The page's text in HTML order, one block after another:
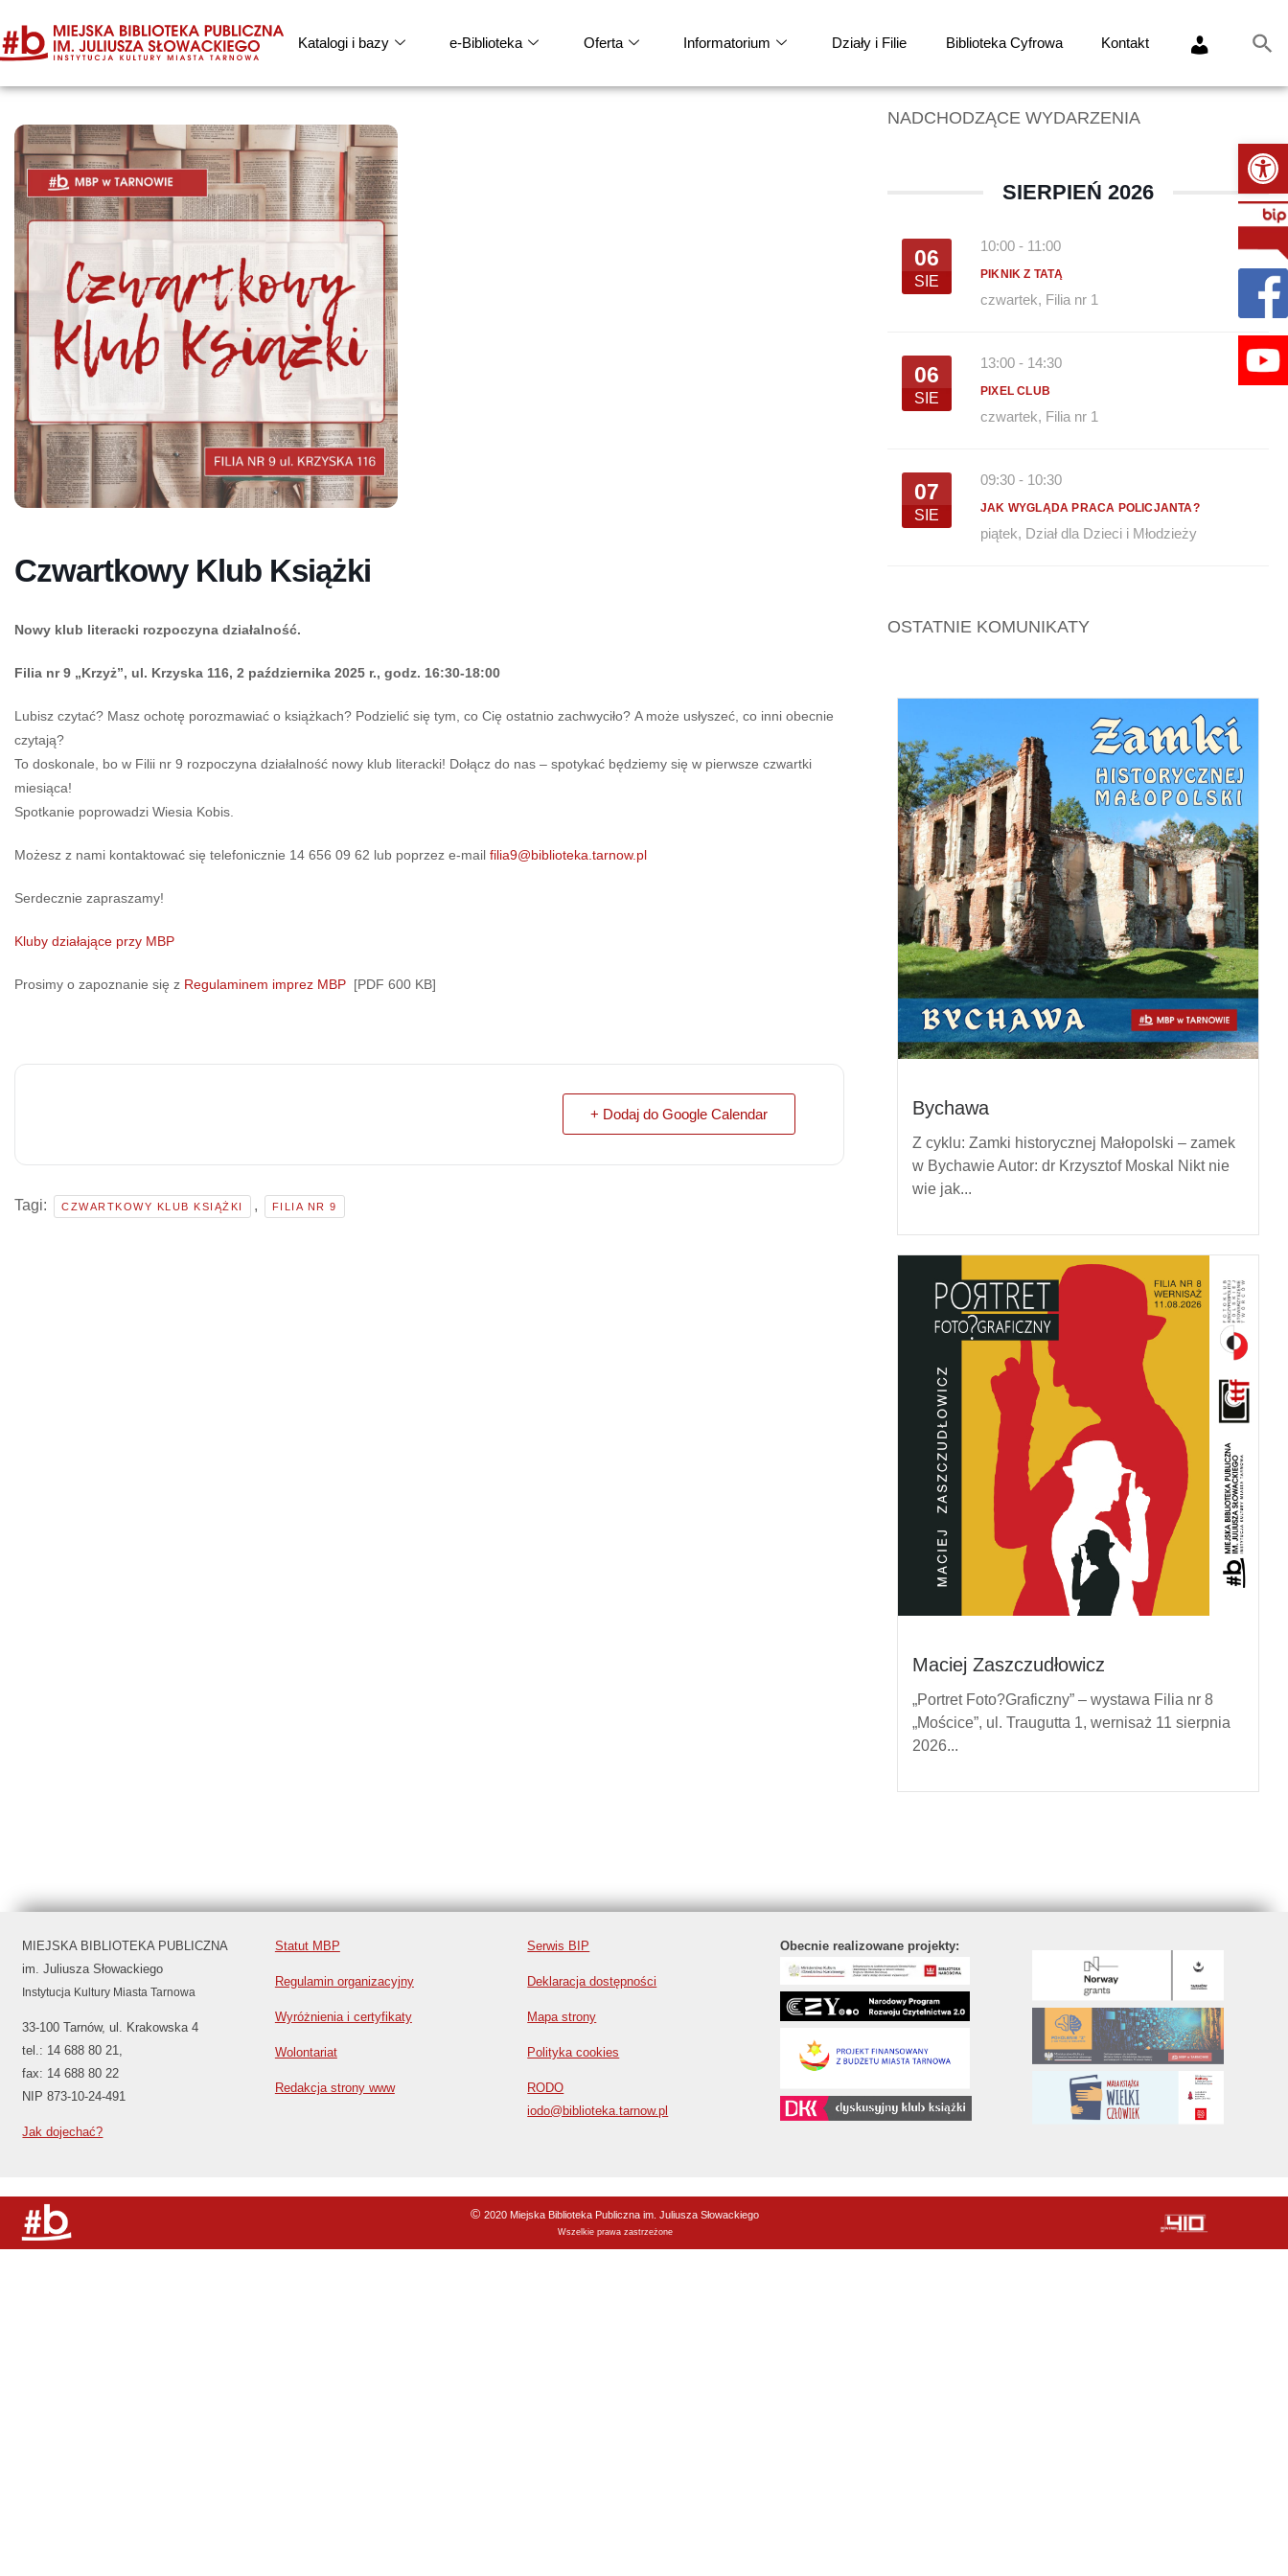
Katalogi i bazy e-Biblioteka Oferta Informatorium Działy i Filie Biblioteka Cyfrowa Kontakt
Czwartkowy Klub Książki
Nowy klub literacki rozpoczyna działalność.
Filia nr 9 „Krzyż”, ul. Krzyska 116, 2 października 2025 r., godz. 16:30-18:00
Lubisz czytać? Masz ochotę porozmawiać o książkach? Podzielić się tym, co Cię ostatnio zachwyciło? A może usłyszeć, co inni obecnie
czytają?
To doskonale, bo w Filii nr 9 rozpoczyna działalność nowy klub literacki! Dołącz do nas – spotykać będziemy się w pierwsze czwartki
miesiąca!
Spotkanie poprowadzi Wiesia Kobis.
Możesz z nami kontaktować się telefonicznie 14 656 09 62 lub poprzez e-mail filia9@biblioteka.tarnow.pl
Serdecznie zapraszamy!
Kluby działające przy MBP
Prosimy o zapoznanie się z Regulaminem imprez MBP [PDF 600 KB]
+ Dodaj do Google Calendar
Tagi: CZWARTKOWY KLUB KSIĄŻKI , FILIA NR 9
NADCHODZĄCE WYDARZENIA
SIERPIEŃ 2026
06
SIE
10:00 - 11:00
PIKNIK Z TATĄ
czwartek, Filia nr 1
06
SIE
13:00 - 14:30
PIXEL CLUB
czwartek, Filia nr 1
07
SIE
09:30 - 10:30
JAK WYGLĄDA PRACA POLICJANTA?
piątek, Dział dla Dzieci i Młodzieży
OSTATNIE KOMUNIKATY
Bychawa
Z cyklu: Zamki historycznej Małopolski – zamek
w Bychawie Autor: dr Krzysztof Moskal Nikt nie
wie jak...
Maciej Zaszczudłowicz
„Portret Foto?Graficzny” – wystawa Filia nr 8
„Mościce”, ul. Traugutta 1, wernisaż 11 sierpnia
2026...
MIEJSKA BIBLIOTEKA PUBLICZNA
im. Juliusza Słowackiego
Instytucja Kultury Miasta Tarnowa
33-100 Tarnów, ul. Krakowska 4
tel.: 14 688 80 21,
fax: 14 688 80 22
NIP 873-10-24-491
Jak dojechać?
Statut MBP
Regulamin organizacyjny
Wyróżnienia i certyfikaty
Wolontariat
Redakcja strony www
Serwis BIP
Deklaracja dostępności
Mapa strony
Polityka cookies
RODO
iodo@biblioteka.tarnow.pl
Obecnie realizowane projekty:
©2020 Miejska Biblioteka Publiczna im. Juliusza Słowackiego
Wszelkie prawa zastrzeżone